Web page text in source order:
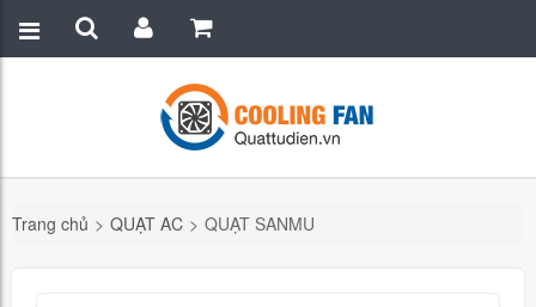
Trang chủ > QUẠT AC > QUẠT SANMU